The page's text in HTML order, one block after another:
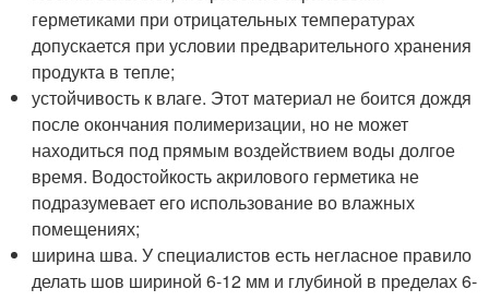
герметиками при отрицательных температурах
допускается при условии предварительного хранения
продукта в тепле;
устойчивость к влаге. Этот материал не боится дождя
после окончания полимеризации, но не может
находиться под прямым воздействием воды долгое
время. Водостойкость акрилового герметика не
подразумевает его использование во влажных
помещениях;
ширина шва. У специалистов есть негласное правило
делать шов шириной 6-12 мм и глубиной в пределах 6-